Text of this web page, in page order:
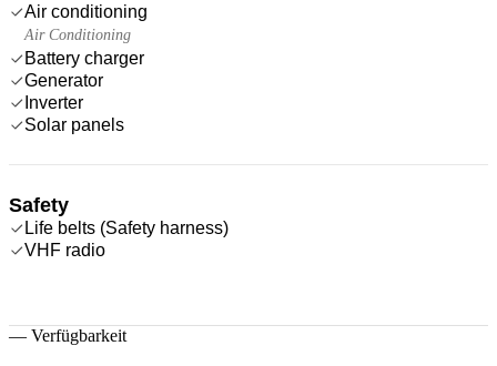
Air conditioning
Air Conditioning
Battery charger
Generator
Inverter
Solar panels
Safety
Life belts (Safety harness)
VHF radio
— Verfügbarkeit